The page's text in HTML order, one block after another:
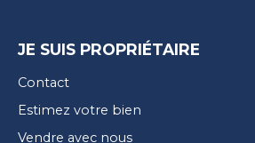
JE SUIS PROPRIÉTAIRE
Contact
Estimez votre bien
Vendre avec nous